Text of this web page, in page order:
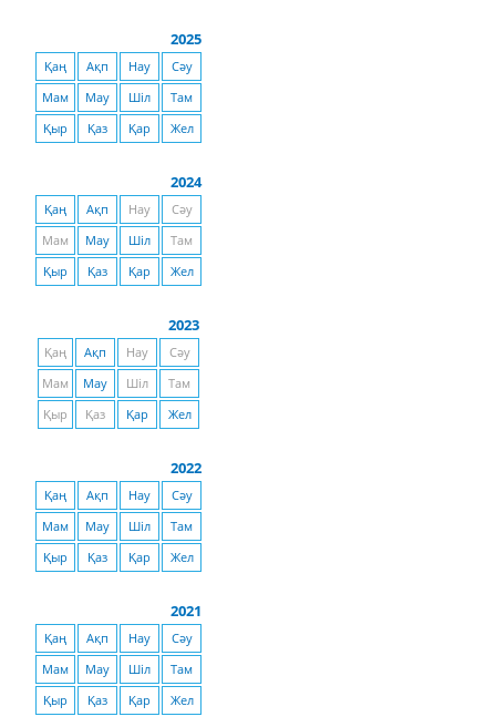
2025
Қаң Ақп Нау
Сәу
Мам
Мау Шіл
Там
Қыр
Қаз Қар Жел
2024
Қаң Ақп Нау
Сәу
Мам
Мау Шіл
Там
Қыр
Қаз Қар Жел
2023
Қаң Ақп Нау
Сәу
Мам
Мау Шіл
Там
Қыр
Қаз Қар Жел
2022
Қаң Ақп Нау
Сәу
Мам
Мау Шіл
Там
Қыр
Қаз Қар Жел
2021
Қаң Ақп Нау
Сәу
Мам
Мау Шіл
Там
Қыр
Қаз Қар Жел